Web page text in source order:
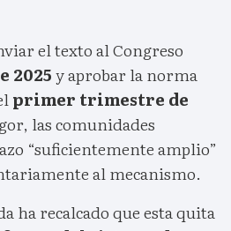
el texto al Congreso
2025y aprobar la norma
primer trimestre de
las comunidades
“suficientemente amplio”
al mecanismo.
ha recalcado que esta quita